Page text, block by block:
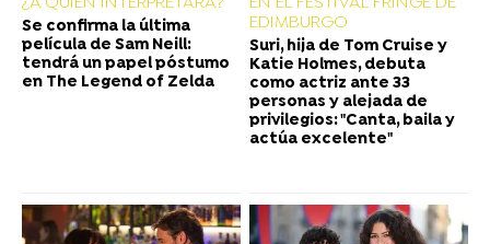
Se confirma la última
película de Sam Neill:
tendrá un papel póstumo
en The Legend of Zelda
EDIMBURGO
Suri, hija de Tom Cruise y
Katie Holmes, debuta
como actriz ante 33
personas y alejada de
privilegios: "Canta, baila y
actúa excelente"